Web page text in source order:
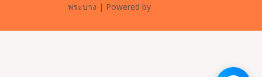
พระบาง | Powered by